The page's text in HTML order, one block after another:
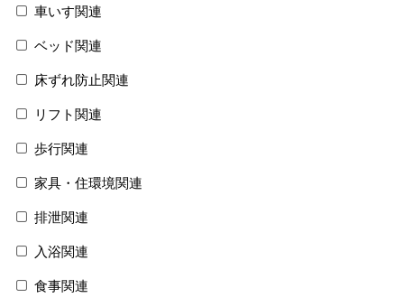
車いす関連
ベッド関連
床ずれ防止関連
リフト関連
歩行関連
家具・住環境関連
排泄関連
入浴関連
食事関連